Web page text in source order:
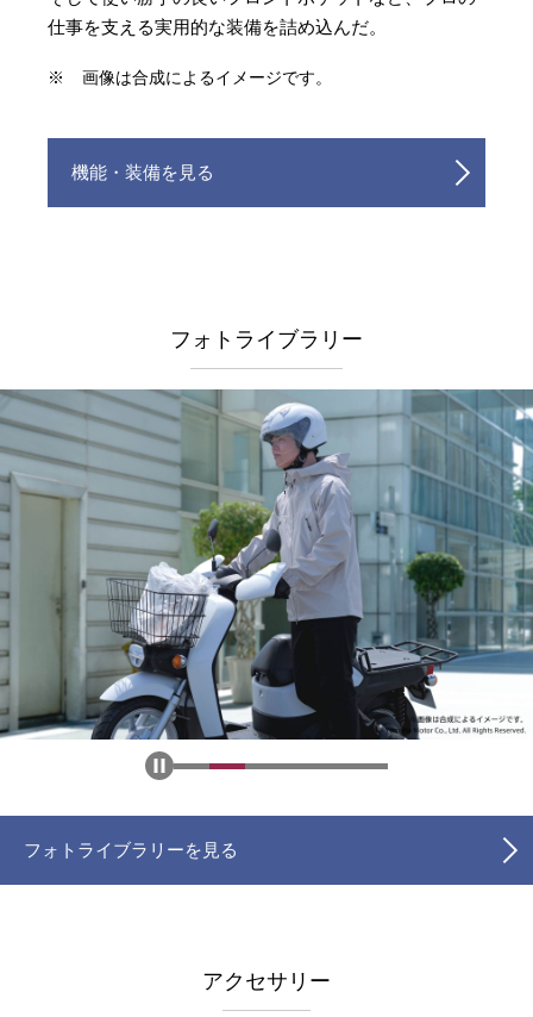
仕事を支える実用的な装備を詰め込んだ。
※ 画像は合成によるイメージです。
機能・装備を見る
フォトライブラリー
フォトライブラリーを見る
アクセサリー